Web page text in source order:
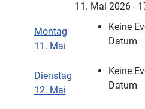
11. Mai 2026 -
Montag
11. Mai
Keine
Datum
Dienstag
12. Mai
Keine
Datum